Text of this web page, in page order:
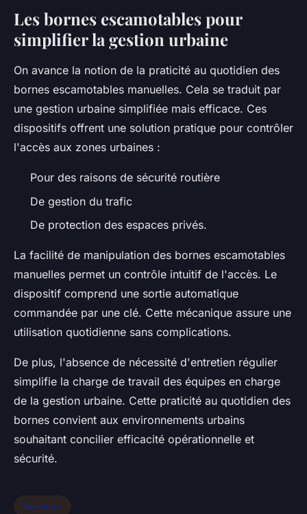
Les bornes escamotables pour
simplifier la gestion urbaine
On avance la notion de la praticité au quotidien des
bornes escamotables manuelles. Cela se traduit par
une gestion urbaine simplifiée mais efficace. Ces
dispositifs offrent une solution pratique pour contrôler
l'accès aux zones urbaines :
Pour des raisons de sécurité routière
De gestion du trafic
De protection des espaces privés.
La facilité de manipulation des bornes escamotables
manuelles permet un contrôle intuitif de l'accès. Le
dispositif comprend une sortie automatique
commandée par une clé. Cette mécanique assure une
utilisation quotidienne sans complications.
De plus, l'absence de nécessité d'entretien régulier
simplifie la charge de travail des équipes en charge
de la gestion urbaine. Cette praticité au quotidien des
bornes convient aux environnements urbains
souhaitant concilier efficacité opérationnelle et
sécurité.
Services